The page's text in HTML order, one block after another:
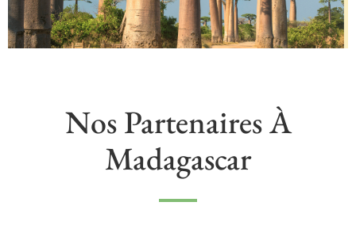
Nos Partenaires À
Madagascar